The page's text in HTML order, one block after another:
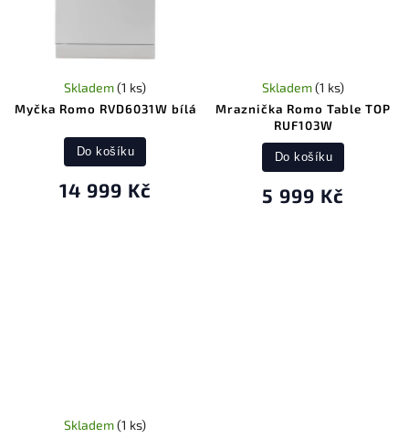
Myčka Romo RVD6031W bílá
Skladem(1 ks)
14 999 Kč
Do košíku
Mraznička Romo Table TOP
RUF103W
Skladem(1 ks)
5 999 Kč
Do košíku
Skladem(1 ks)